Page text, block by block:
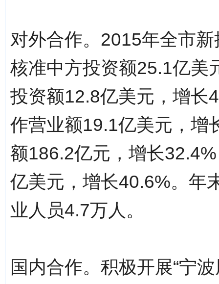
对外合作。2015年全市
核准中方投资额25.1亿美
投资额12.8亿美元，增长
作营业额19.1亿美元，增
额186.2亿元，增长
亿美元，增长40.6%。年
业人员4.7万人。
国内合作。积极开展“宁